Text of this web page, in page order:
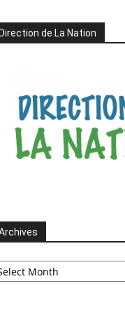
de La Nation